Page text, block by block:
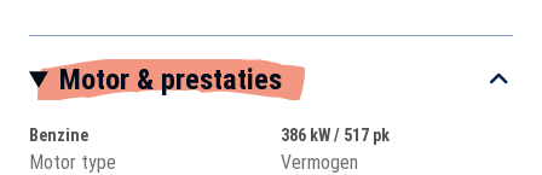
Motor & prestaties
Benzine
Motor type
386 kW / 517 pk
Vermogen